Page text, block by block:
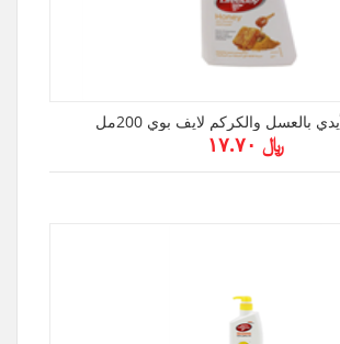
بالعسل والكركم لايف بوي 200مل
﷼ ۱۷.۷۰